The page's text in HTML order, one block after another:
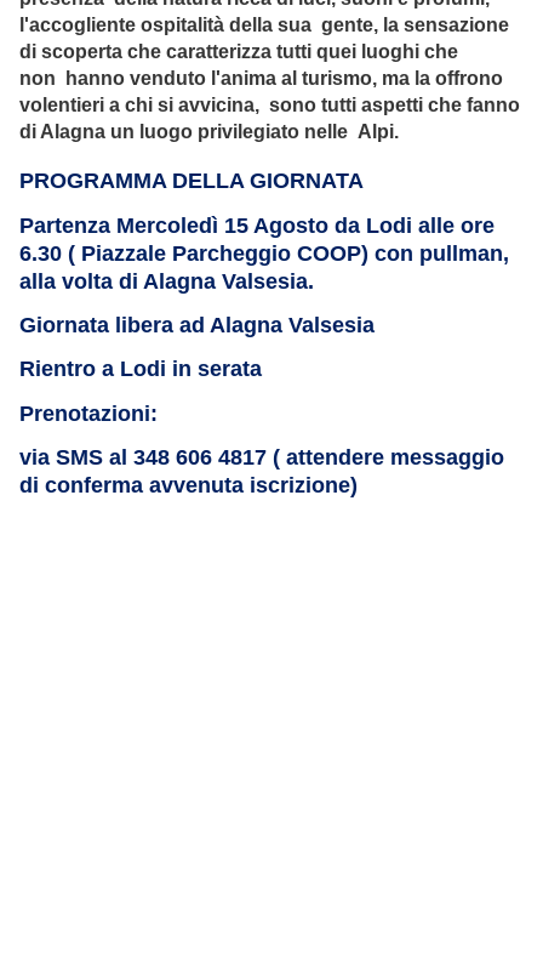
l'accogliente ospitalità della sua gente, la sensazione
di scoperta che caratterizza tutti quei luoghi che
non hanno venduto l'anima al turismo, ma la offrono
volentieri a chi si avvicina, sono tutti aspetti che fanno
di Alagna un luogo privilegiato nelle Alpi.
PROGRAMMA DELLA GIORNATA
Partenza Mercoledì 15 Agosto da Lodi alle ore
6.30 ( Piazzale Parcheggio COOP) con pullman,
alla volta di Alagna Valsesia.
Giornata libera ad Alagna Valsesia
Rientro a Lodi in serata
Prenotazioni:
via SMS al 348 606 4817 ( attendere messaggio
di conferma avvenuta iscrizione)